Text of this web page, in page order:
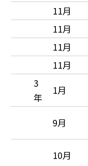
11月
11月
11月
11月
3
年
1月
9月
10月